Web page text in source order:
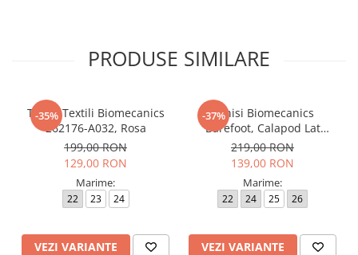
PRODUSE SIMILARE
-35%
Tenisi Textili Biomecanics
262176-A032, Rosa
199,00 RON
129,00 RON
Marime:
22 23 24
VEZI VARIANTE
-37%
Tenisi Biomecanics
Barefoot, Calapod Lat
262190-E032 Rosa
219,00 RON
139,00 RON
Marime:
22 24 25 26
VEZI VARIANTE